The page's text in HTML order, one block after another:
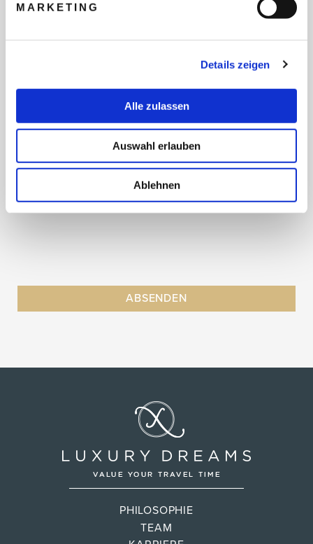
MARKETING
Details zeigen
Alle zulassen
Auswahl erlauben
Ablehnen
FLUG GEWÜNSCHT
PRÄFERIERTER ABFLUGHAFEN
FRAGEN UND WÜNSCHE
PHILOSOPHIE
TEAM